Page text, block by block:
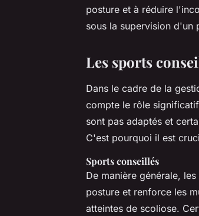
posture et à réduire
sous la supervision d'un
Les sports
Dans le cadre de la
compte le rôle
sont pas adaptés et
C'est pourquoi il est
Sports conseillés
De manière générale,
posture et renforce les
atteintes de scoliose.